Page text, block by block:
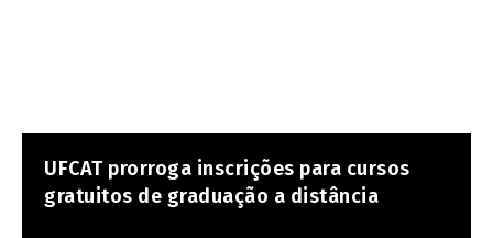
UFCAT prorroga inscrições para cursos
gratuitos de graduação a distância